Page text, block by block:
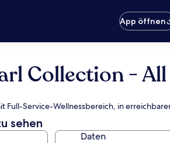
App öffnen
Collection -
Service-Wellnessbereich, in
sehen
Daten